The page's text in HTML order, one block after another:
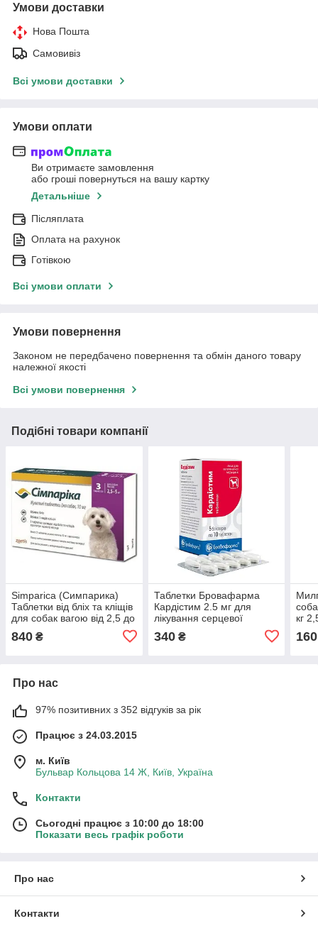
Умови доставки
Нова Пошта
Самовивіз
Всі умови доставки
Умови оплати
Ви отримаєте замовлення
або гроші повернуться на вашу картку
Детальніше
Післяплата
Оплата на рахунок
Готівкою
Всі умови оплати
Умови повернення
Законом не передбачено повернення та обмін даного товару
належної якості
Всі умови повернення
Подібні товари компанії
Simparica (Симпарика)
Таблетки від бліх та кліщів
для собак вагою від 2,5 до
840 ₴
Таблетки Бровафарма
Кардістим 2.5 мг для
лікування серцевої
недостатності у собак, 50
таб х 0.5 г
340₴
кг
160
Про нас
97% позитивних з 352 відгуків за рік
Працює з 24.03.2015
м. Київ
Бульвар Кольцова 14 Ж, Київ, Україна
Контакти
Сьогодні працює з 10:00 до 18:00
Показати весь графік роботи
Про нас
Контакти